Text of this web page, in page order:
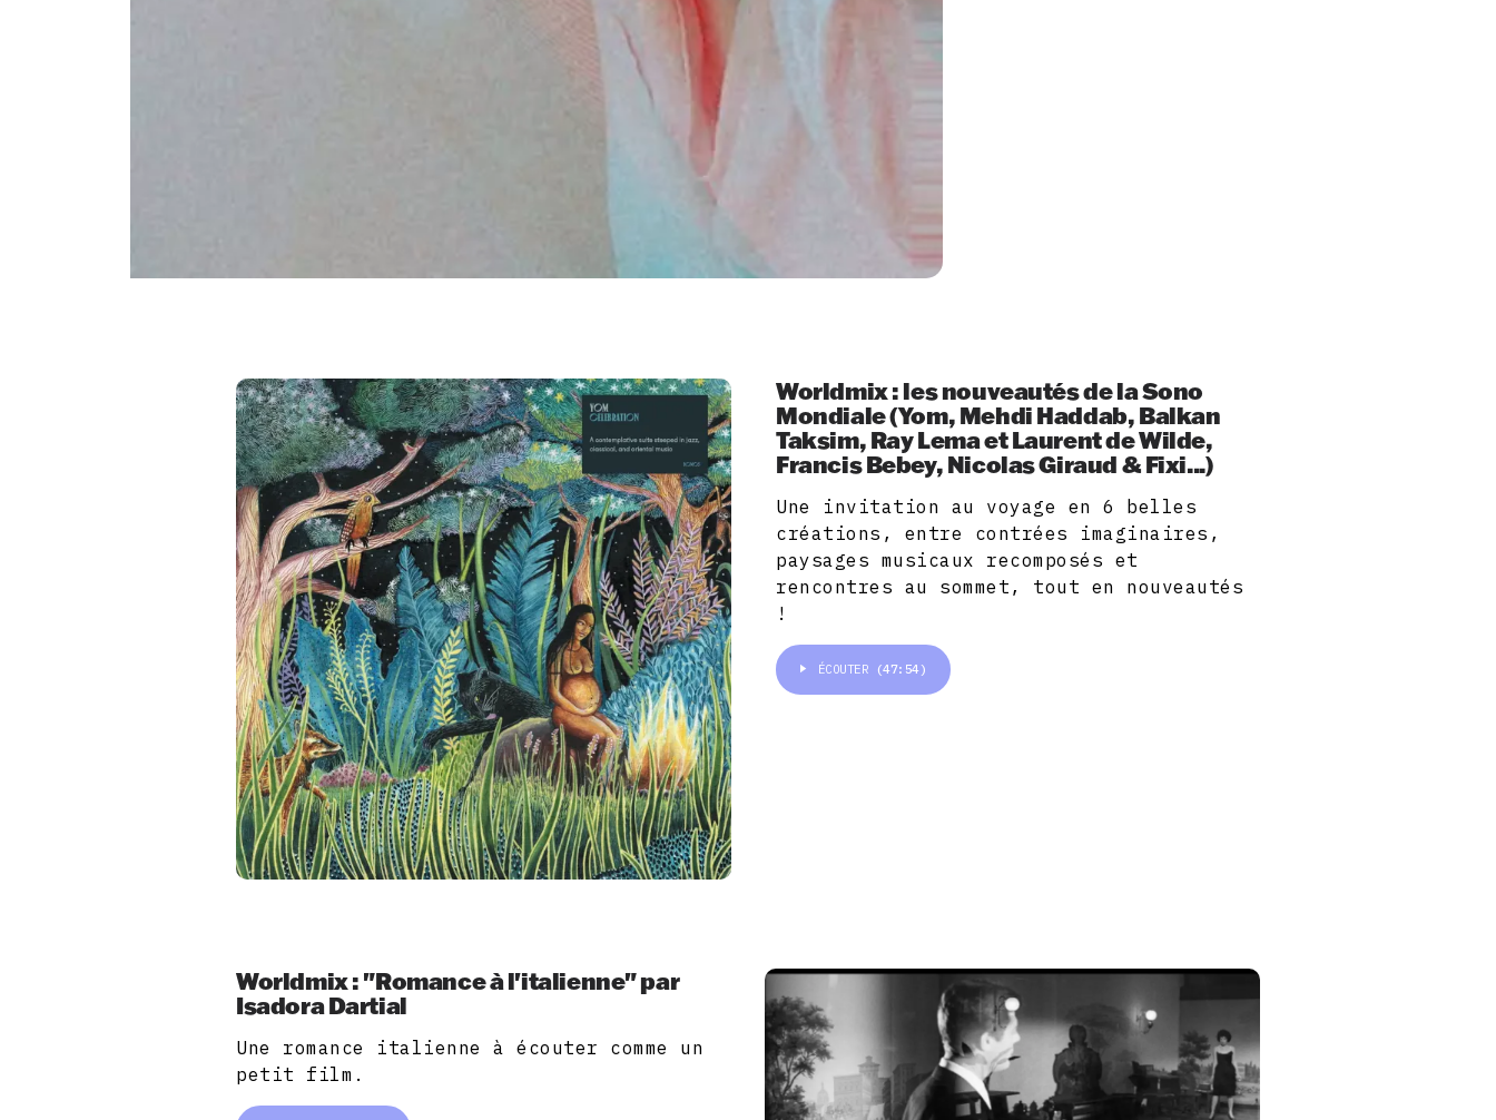
Worldmix : les nouveautés de la Sono
Mondiale (Yom, Mehdi Haddab, Balkan
Taksim, Ray Lema et Laurent de Wilde,
Francis Bebey, Nicolas Giraud & Fixi...)
Une invitation au voyage en 6 belles
créations, entre contrées imaginaires,
paysages musicaux recomposés et
rencontres au sommet, tout en nouveautés
!
ÉCOUTER (47:54)
Worldmix : "Romance à l'italienne" par
Isadora Dartial
Une romance italienne à écouter comme un
petit film.